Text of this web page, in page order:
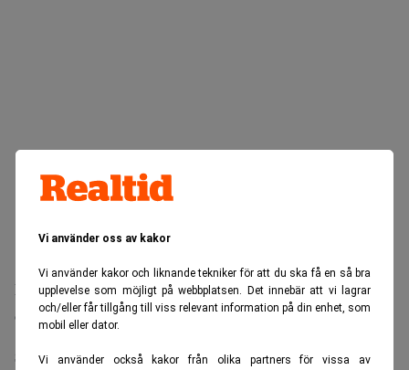
Vi använder oss av kakor
Vi använder kakor och liknande tekniker för att du ska få en så bra
upplevelse som möjligt på webbplatsen. Det innebär att vi lagrar
och/eller får tillgång till viss relevant information på din enhet, som
mobil eller dator.
Vi använder också kakor från olika partners för vissa av
Läs mer:Anthropic jämförs med minfält: Investera inte i
oss! Dagens PS
Säljer mer med tiden